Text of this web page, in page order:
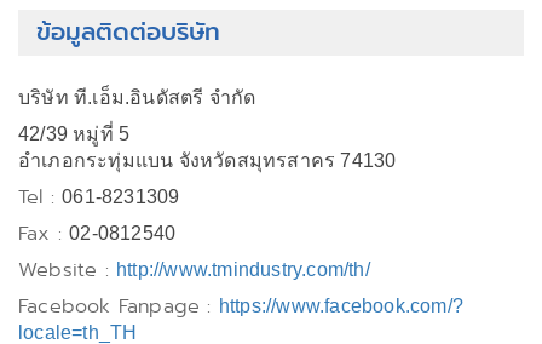
ข้อมูลติดต่อบริษัท
บริษัท ที.เอ็ม.อินดัสตรี จำกัด
42/39 หมู่ที่ 5
อำเภอกระทุ่มแบน จังหวัดสมุทรสาคร 74130
Tel :061-8231309
Fax :02-0812540
Website : http://www.tmindustry.com/th/
Facebook Fanpage : https://www.facebook.com/?
locale=th_TH